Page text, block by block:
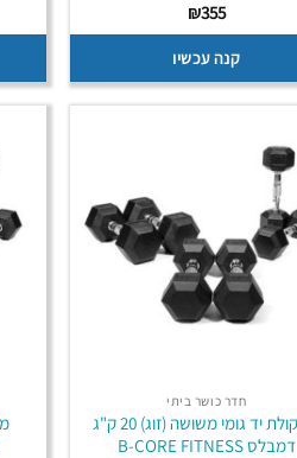
₪355
קנה עכשיו
חדר כושר ביתי
משקולת יד גומי משושה (זוג) 20 ק"ג
דמבלס B-CORE FITNESS